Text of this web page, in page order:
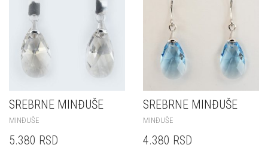
SREBRNE MINĐUŠE
MINĐUŠE
5.380 RSD
SREBRNE MINĐUŠE
MINĐUŠE
4.380 RSD